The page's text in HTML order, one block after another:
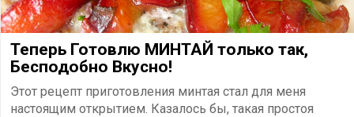
Теперь Готовлю МИНТАЙ только так,
Бесподобно Вкусно!
Этот рецепт приготовления минтая стал для меня
настоящим открытием. Казалось бы, такая простоя